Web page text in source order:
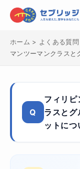
ホーム > よくある質問
マンツーマンクラスと
Q
フィリピ
ラスとグ
ットにつ